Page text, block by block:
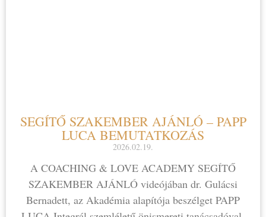
SEGÍTŐ SZAKEMBER AJÁNLÓ – PAPP
LUCA BEMUTATKOZÁS
2026.02.19.
A COACHING & LOVE ACADEMY SEGÍTŐ
SZAKEMBER AJÁNLÓ videójában dr. Gulácsi
Bernadett, az Akadémia alapítója beszélget PAPP